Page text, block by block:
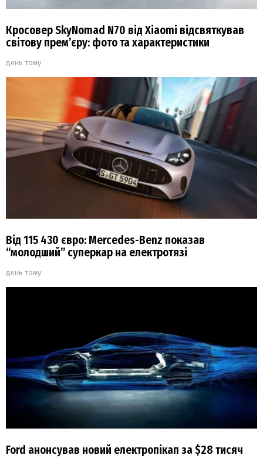
Кросовер SkyNomad N70 від Xiaomi відсвяткував
світову прем’єру: фото та характеристики
день тому
Від 115 430 євро: Mercedes-Benz показав
“молодший” суперкар на електротязі
день тому
Ford анонсував новий електропікап за $28 тисяч